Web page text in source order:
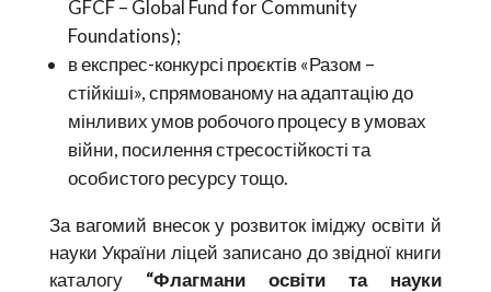
GFCF – Global Fund for Community
Foundations);
в експрес-конкурсі проєктів «Разом –
стійкіші», спрямованому на адаптацію до
мінливих умов робочого процесу в умовах
війни, посилення стресостійкості та
особистого ресурсу тощо.
За вагомий внесок у розвиток іміджу освіти й
науки України ліцей записано до звідної книги
каталогу “Флагмани освіти та науки